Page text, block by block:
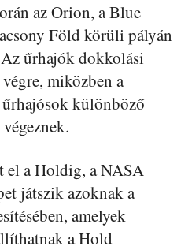
az Orion, a Blue
Föld körüli pályán
űrhajók dokkolási
miközben a
különböző
el a Holdig, a NASA
játszik azoknak a
amelyek
a Hold